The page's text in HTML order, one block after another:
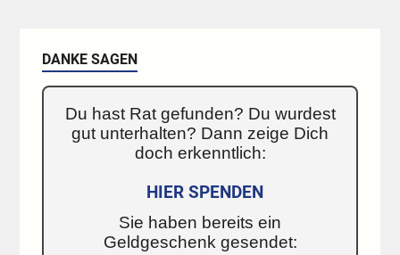
DANKE SAGEN
Du hast Rat gefunden? Du wurdest
gut unterhalten? Dann zeige Dich
doch erkenntlich:
HIER SPENDEN
Sie haben bereits ein
Geldgeschenk gesendet: